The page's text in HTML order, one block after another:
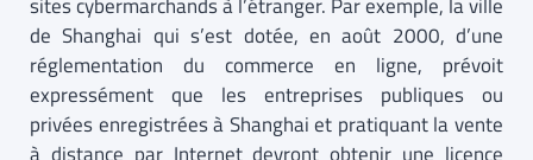
sites cybermarchands à l’étranger. Par exemple, la ville
de Shanghai qui s’est dotée, en août 2000, d’une
réglementation du commerce en ligne, prévoit
expressément que les entreprises publiques ou
privées enregistrées à Shanghai et pratiquant la vente